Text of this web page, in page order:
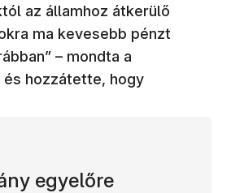
az államhoz átkerülő
ma kevesebb pénzt
– mondta a
hozzátette, hogy
egyelőre